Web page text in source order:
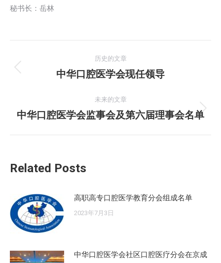
秘书长：岳林
章
航
历史的文章
历
的
文
中华口腔医学会现任领导
未来的文章
未
中华口腔医学会监事会及第六届理事会名单
Related Posts
高职高专口腔医学教育分会组成名单
2023年7月3日
中华口腔医学会社区口腔医疗分会在京成